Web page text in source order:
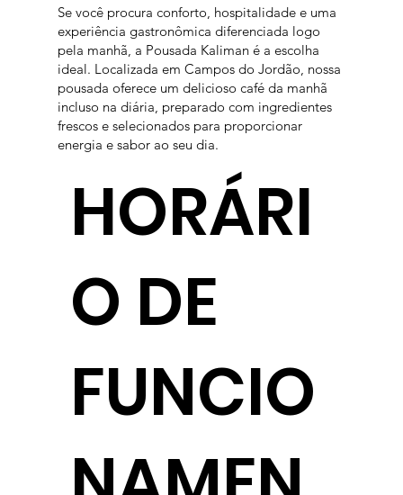
Se você procura conforto, hospitalidade e uma
experiência gastronômica diferenciada logo
pela manhã, a Pousada Kaliman é a escolha
ideal. Localizada em Campos do Jordão, nossa
pousada oferece um delicioso café da manhã
incluso na diária, preparado com ingredientes
frescos e selecionados para proporcionar
energia e sabor ao seu dia.
HORÁRI
O DE
FUNCIO